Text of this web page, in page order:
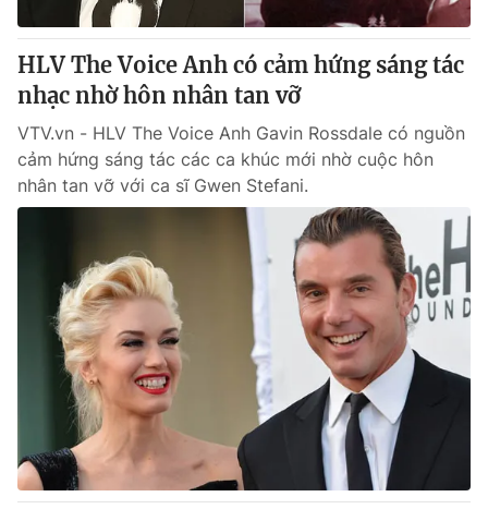
® Cấm sao chép dưới mọi hình thức nếu không có sự chấp
thuận bằng văn bản. Ghi rõ nguồn VTV.vn khi phát hành lại
thông tin từ website này.
HLV The Voice Anh có cảm hứng sáng tác
nhạc nhờ hôn nhân tan vỡ
VTV.vn - HLV The Voice Anh Gavin Rossdale có nguồn
cảm hứng sáng tác các ca khúc mới nhờ cuộc hôn
nhân tan vỡ với ca sĩ Gwen Stefani.